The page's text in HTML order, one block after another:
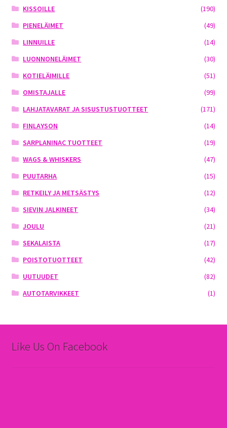
KISSOILLE
(190)
PIENELÄIMET
(49)
LINNUILLE
(14)
LUONNONELÄIMET
(30)
KOTIELÄIMILLE
(51)
OMISTAJALLE
(99)
LAHJATAVARAT JA SISUSTUSTUOTTEET
(171)
FINLAYSON
(14)
SARPLANINAC TUOTTEET
(19)
WAGS & WHISKERS
(47)
PUUTARHA
(15)
RETKEILY JA METSÄSTYS
(12)
SIEVIN JALKINEET
(34)
JOULU
(21)
SEKALAISTA
(17)
POISTOTUOTTEET
(42)
UUTUUDET
(82)
AUTOTARVIKKEET
(1)
Like Us On Facebook